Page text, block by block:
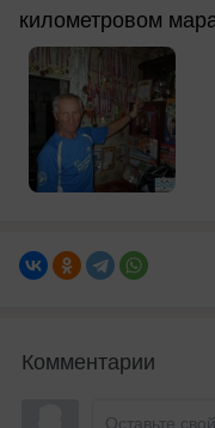
километровом
Комментарии